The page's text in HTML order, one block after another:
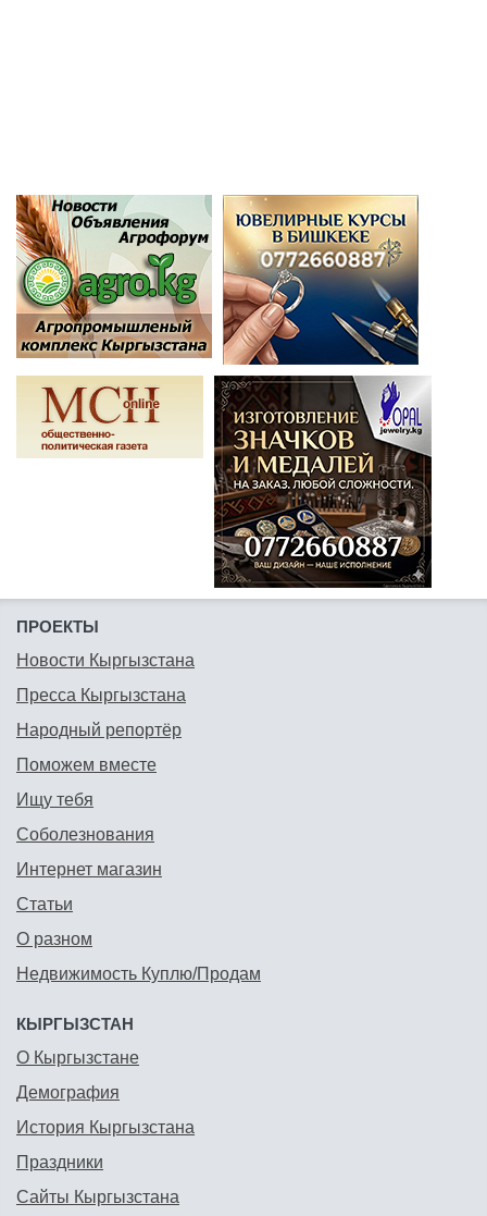
ПРОЕКТЫ
Новости Кыргызстана
Пресса Кыргызстана
Народный репортёр
Поможем вместе
Ищу тебя
Соболезнования
Интернет магазин
Статьи
О разном
Недвижимость Куплю/Продам
КЫРГЫЗСТАН
О Кыргызстане
Демография
История Кыргызстана
Праздники
Сайты Кыргызстана